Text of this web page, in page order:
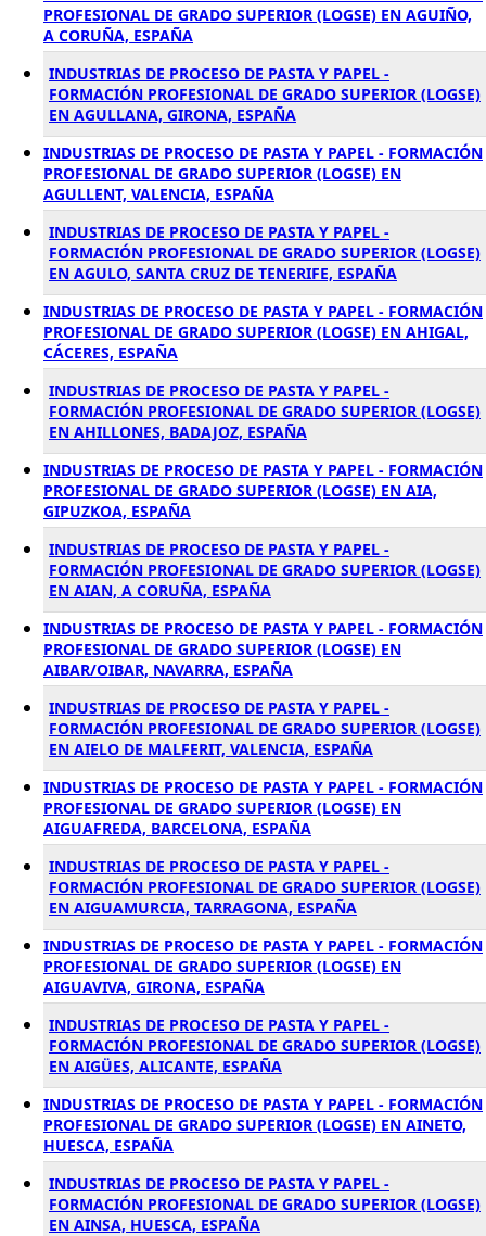
PROFESIONAL DE GRADO SUPERIOR (LOGSE) EN AGUIÑO,
A CORUÑA, ESPAÑA
INDUSTRIAS DE PROCESO DE PASTA Y PAPEL -
FORMACIÓN PROFESIONAL DE GRADO SUPERIOR (LOGSE)
EN AGULLANA, GIRONA, ESPAÑA
INDUSTRIAS DE PROCESO DE PASTA Y PAPEL - FORMACIÓN
PROFESIONAL DE GRADO SUPERIOR (LOGSE) EN
AGULLENT, VALENCIA, ESPAÑA
INDUSTRIAS DE PROCESO DE PASTA Y PAPEL -
FORMACIÓN PROFESIONAL DE GRADO SUPERIOR (LOGSE)
EN AGULO, SANTA CRUZ DE TENERIFE, ESPAÑA
INDUSTRIAS DE PROCESO DE PASTA Y PAPEL - FORMACIÓN
PROFESIONAL DE GRADO SUPERIOR (LOGSE) EN AHIGAL,
CÁCERES, ESPAÑA
INDUSTRIAS DE PROCESO DE PASTA Y PAPEL -
FORMACIÓN PROFESIONAL DE GRADO SUPERIOR (LOGSE)
EN AHILLONES, BADAJOZ, ESPAÑA
INDUSTRIAS DE PROCESO DE PASTA Y PAPEL - FORMACIÓN
PROFESIONAL DE GRADO SUPERIOR (LOGSE) EN AIA,
GIPUZKOA, ESPAÑA
INDUSTRIAS DE PROCESO DE PASTA Y PAPEL -
FORMACIÓN PROFESIONAL DE GRADO SUPERIOR (LOGSE)
EN AIAN, A CORUÑA, ESPAÑA
INDUSTRIAS DE PROCESO DE PASTA Y PAPEL - FORMACIÓN
PROFESIONAL DE GRADO SUPERIOR (LOGSE) EN
AIBAR/OIBAR, NAVARRA, ESPAÑA
INDUSTRIAS DE PROCESO DE PASTA Y PAPEL -
FORMACIÓN PROFESIONAL DE GRADO SUPERIOR (LOGSE)
EN AIELO DE MALFERIT, VALENCIA, ESPAÑA
INDUSTRIAS DE PROCESO DE PASTA Y PAPEL - FORMACIÓN
PROFESIONAL DE GRADO SUPERIOR (LOGSE) EN
AIGUAFREDA, BARCELONA, ESPAÑA
INDUSTRIAS DE PROCESO DE PASTA Y PAPEL -
FORMACIÓN PROFESIONAL DE GRADO SUPERIOR (LOGSE)
EN AIGUAMURCIA, TARRAGONA, ESPAÑA
INDUSTRIAS DE PROCESO DE PASTA Y PAPEL - FORMACIÓN
PROFESIONAL DE GRADO SUPERIOR (LOGSE) EN
AIGUAVIVA, GIRONA, ESPAÑA
INDUSTRIAS DE PROCESO DE PASTA Y PAPEL -
FORMACIÓN PROFESIONAL DE GRADO SUPERIOR (LOGSE)
EN AIGÜES, ALICANTE, ESPAÑA
INDUSTRIAS DE PROCESO DE PASTA Y PAPEL - FORMACIÓN
PROFESIONAL DE GRADO SUPERIOR (LOGSE) EN AINETO,
HUESCA, ESPAÑA
INDUSTRIAS DE PROCESO DE PASTA Y PAPEL -
FORMACIÓN PROFESIONAL DE GRADO SUPERIOR (LOGSE)
EN AINSA, HUESCA, ESPAÑA